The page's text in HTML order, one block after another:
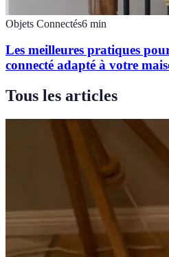
Objets Connectés6 min
Les meilleures pratiques
connecté adapté à votre
Tous les articles